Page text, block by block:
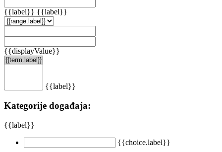
{{label}} {{label}}
{{displayValue}}
{{label}}
Kategorije događaja:
{{label}}
{{choice.label}}